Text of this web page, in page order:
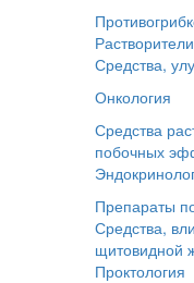
Средства,
Онкология
Средства
побочных
Препараты
Средства,
щитовидной
Проктология